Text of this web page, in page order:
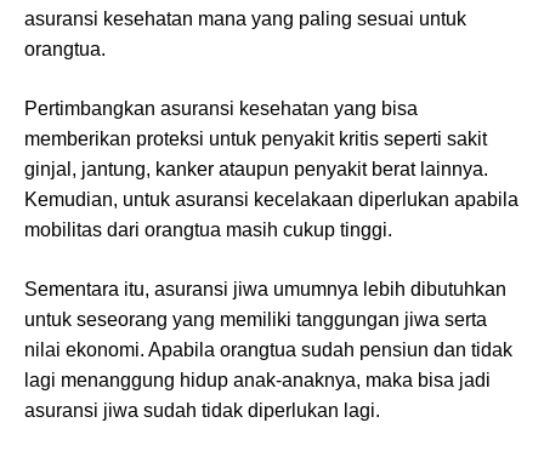
asuransi kesehatan mana yang paling sesuai untuk
orangtua.
Pertimbangkan asuransi kesehatan yang bisa
memberikan proteksi untuk penyakit kritis seperti sakit
ginjal, jantung, kanker ataupun penyakit berat lainnya.
Kemudian, untuk asuransi kecelakaan diperlukan apabila
mobilitas dari orangtua masih cukup tinggi.
Sementara itu, asuransi jiwa umumnya lebih dibutuhkan
untuk seseorang yang memiliki tanggungan jiwa serta
nilai ekonomi. Apabila orangtua sudah pensiun dan tidak
lagi menanggung hidup anak-anaknya, maka bisa jadi
asuransi jiwa sudah tidak diperlukan lagi.